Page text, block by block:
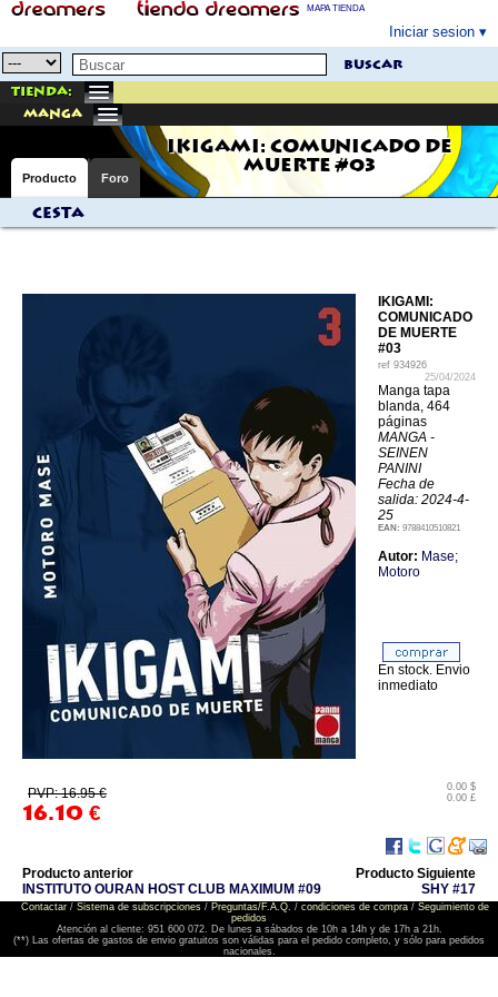
MAPA TIENDA
Iniciar sesion
buscar
Tienda:
manga
IKIGAMI: COMUNICADO DE
MUERTE #03
Producto Foro
Cesta
IKIGAMI:
COMUNICADO
DE MUERTE
#03
ref 934926
25/04/2024
Manga tapa
blanda, 464
páginas
MANGA -
SEINEN
PANINI
Fecha de
salida: 2024-4-
25
EAN: 9788410510821
Autor: Mase;
Motoro
PVP: 16.95 €
16.10 €
0.00 $
0.00 £
En stock. Envio
inmediato
Producto anterior
INSTITUTO OURAN HOST CLUB MAXIMUM #09
Producto Siguiente
SHY #17
Contactar/ Sistema de subscripciones/ Preguntas/F.A.Q. / condiciones de compra/ Seguimiento de
pedidos
Atención al cliente: 951 600 072. De lunes a sábados de 10h a 14h y de 17h a 21h.
(**) Las ofertas de gastos de envio gratuitos son válidas para el pedido completo, y sólo para pedidos
nacionales.